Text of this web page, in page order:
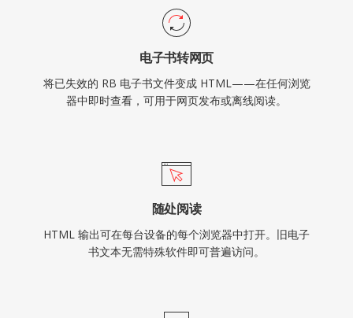
电子书转网页
将已失效的 RB 电子书文件变成 HTML——在任何浏览
器中即时查看，可用于网页发布或离线阅读。
随处阅读
HTML 输出可在每台设备的每个浏览器中打开。旧电子
书文本无需特殊软件即可普遍访问。